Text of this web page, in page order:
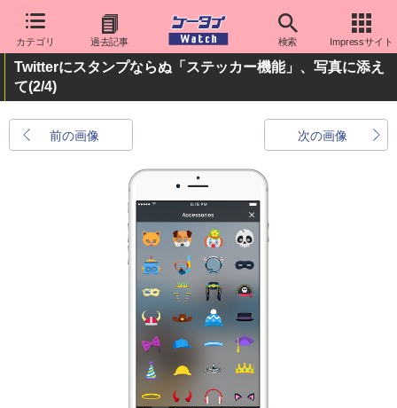
カテゴリ 過去記事 検索 Impressサイト
Twitterにスタンプならぬ「ステッカー機能」、写真に添え
て(2/4)
前の画像 次の画像